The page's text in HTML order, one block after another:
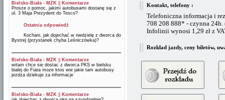
Bielsko-Biała - MZK
Komentarze
Prosze o pomoc, jakimi autobusami dostanę się z
ul. 3 Maja Prezydent do Tesco?
Ostatnia odpowiedź
Kochani, jak dojechać w niedzielę z dworca do
Bystrej (przystanek chyba Leśniczówka)?
Bielsko-Biała - MZK
Komentarze
witam chce sie dostac z dworca PKS w bielsku
bialej do Fiata moze ktos wie jakie tam autobusy
jezdza dziekuje za informacje
Bielsko-Biała - MZK
Komentarze
Kontakt, telefony :
Telefoniczna informacja i
708 208 888* - czynna 24h.
Infolinii wynosi 1,29 zł z
Rozkład jazdy, ceny biletów,